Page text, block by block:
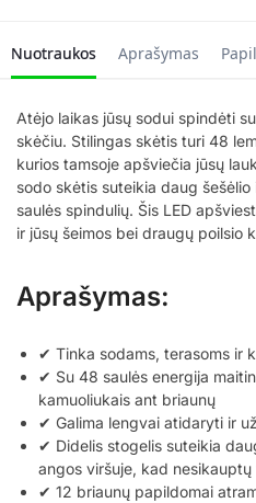
Nuotraukos Aprašymas
Atėjo laikas jūsų sodui spindėti
skėčiu. Stilingas skėtis turi 48
kurios tamsoje apšviečia jūsų
sodo skėtis suteikia daug
saulės spindulių. Šis LED
ir jūsų šeimos bei draugų poilsio
Aprašymas:
✔ Tinka sodams, terasoms ir
✔ Su 48 saulės energija
kamuoliukais ant briaunų
✔ Galima lengvai atidaryti ir
✔ Didelis stogelis suteikia
angos viršuje, kad nesikauptų
✔ 12 briaunų papildomai